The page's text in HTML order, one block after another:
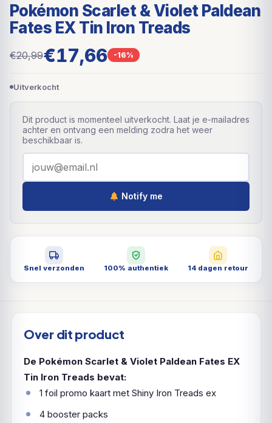
Pokémon Scarlet & Violet Paldean
Fates EX Tin Iron Treads
€20,99€17,66 -16%
Uitverkocht
Dit product is momenteel uitverkocht. Laat je e-mailadres
achter en ontvang een melding zodra het weer
beschikbaar is.
Notify me
Snel verzonden 100% authentiek 14 dagen retour
Over dit product
De Pokémon Scarlet & Violet Paldean Fates EX
Tin Iron Treads bevat:
1 foil promo kaart met Shiny Iron Treads ex
4 booster packs